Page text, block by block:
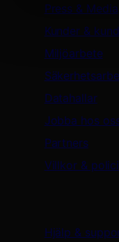
Press & Media
Kunder &
Miljöarbete
Datahallar
Jobba hos
Partners
Villkor &
Hjälp &